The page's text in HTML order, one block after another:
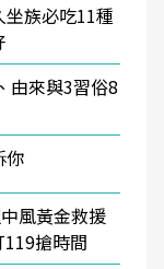
坐族必吃11種
由來與3習俗8
你
風黃金救援
搶時間